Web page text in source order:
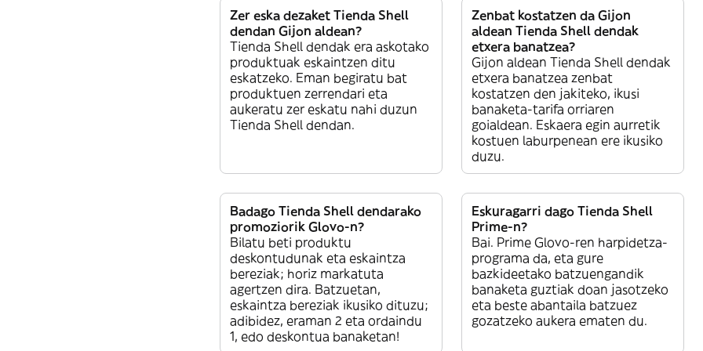
Zer eska dezaket Tienda Shell
dendan Gijon aldean?
Tienda Shell dendak era askotako
produktuak eskaintzen ditu
eskatzeko. Eman begiratu bat
produktuen zerrendari eta
aukeratu zer eskatu nahi duzun
Tienda Shell dendan.
Zenbat kostatzen da Gijon
aldean Tienda Shell dendak
etxera banatzea?
Gijon aldean Tienda Shell dendak
etxera banatzea zenbat
kostatzen den jakiteko, ikusi
banaketa-tarifa orriaren
goialdean. Eskaera egin aurretik
kostuen laburpenean ere ikusiko
duzu.
Badago Tienda Shell dendarako
promoziorik Glovo-n?
Bilatu beti produktu
deskontudunak eta eskaintza
bereziak; horiz markatuta
agertzen dira. Batzuetan,
eskaintza bereziak ikusiko dituzu;
adibidez, eraman 2 eta ordaindu
1, edo deskontua banaketan!
Eskuragarri dago Tienda Shell
Prime-n?
Bai. Prime Glovo-ren harpidetza-
programa da, eta gure
bazkideetako batzuengandik
banaketa guztiak doan jasotzeko
eta beste abantaila batzuez
gozatzeko aukera ematen du.